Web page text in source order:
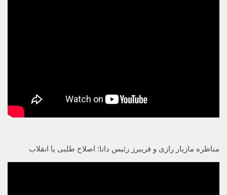
مناظره مازیار رازی و فریبرز رئیس دانا: اصلاح طلبی یا انقلاب